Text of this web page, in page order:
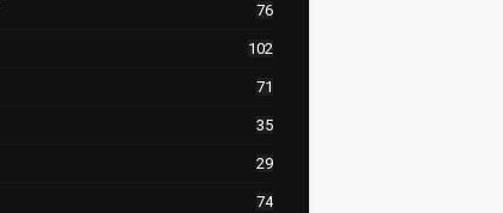
76
102
71
35
29
74